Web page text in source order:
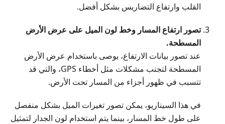
القلب وارتفاع التضاريس بشكل أفضل.
تصور ارتفاع المسار وخط لون الميل على عرض الأرض
المسطحة.
عند تصور بيانات الارتفاع، يوصى باستخدام عرض الأرض
المسطحة لتجنب مشكلات مثل أخطاء GPS، والتي قد
تتسبب في ظهور أجزاء من المسار تحت الأرض.
في هذا السيناريو، يمكن تصور تغيرات الميل بشكل منفصل
على طول خط المسار، بينما يتم استخدام لون الجدار لتمثيل